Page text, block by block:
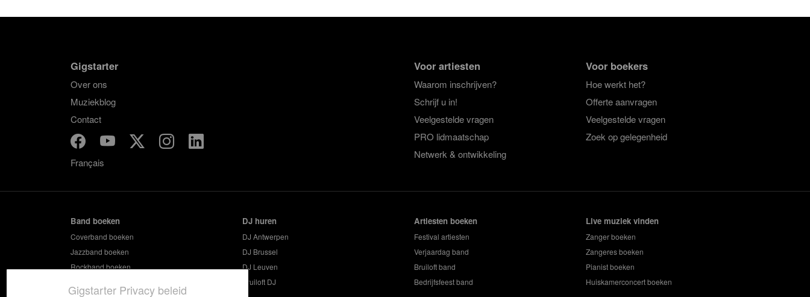
Voor artiesten
Waarom inschrijven?
Schrijf u in!
Veelgestelde vragen
PRO lidmaatschap
Netwerk & ontwikkeling
Voor boekers
Hoe werkt het?
Offerte aanvragen
Veelgestelde vragen
Zoek op gelegenheid
Gigstarter
Over ons
Muziekblog
Contact
Français
Band boeken
Coverband boeken
Jazzband boeken
Rockband boeken
DJ huren
DJ Antwerpen
DJ Brussel
DJ Leuven
Bruiloft DJ
Artiesten boeken
Festival artiesten
Verjaardag band
Bruiloft band
Bedrijfsfeest band
Live muziek vinden
Zanger boeken
Zangeres boeken
Pianist boeken
Huiskamerconcert boeken
Gigstarter Privacy beleid